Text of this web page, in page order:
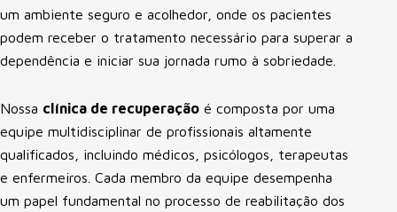
um ambiente seguro e acolhedor, onde os pacientes
podem receber o tratamento necessário para superar a
dependência e iniciar sua jornada rumo à sobriedade.
Nossa clínica de recuperação é composta por uma
equipe multidisciplinar de profissionais altamente
qualificados, incluindo médicos, psicólogos, terapeutas
e enfermeiros. Cada membro da equipe desempenha
um papel fundamental no processo de reabilitação dos